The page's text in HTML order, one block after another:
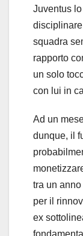
Juventus
squadra
rapporto
un solo
con lui in
Ad un
dunque, il
tra un
per il
ex